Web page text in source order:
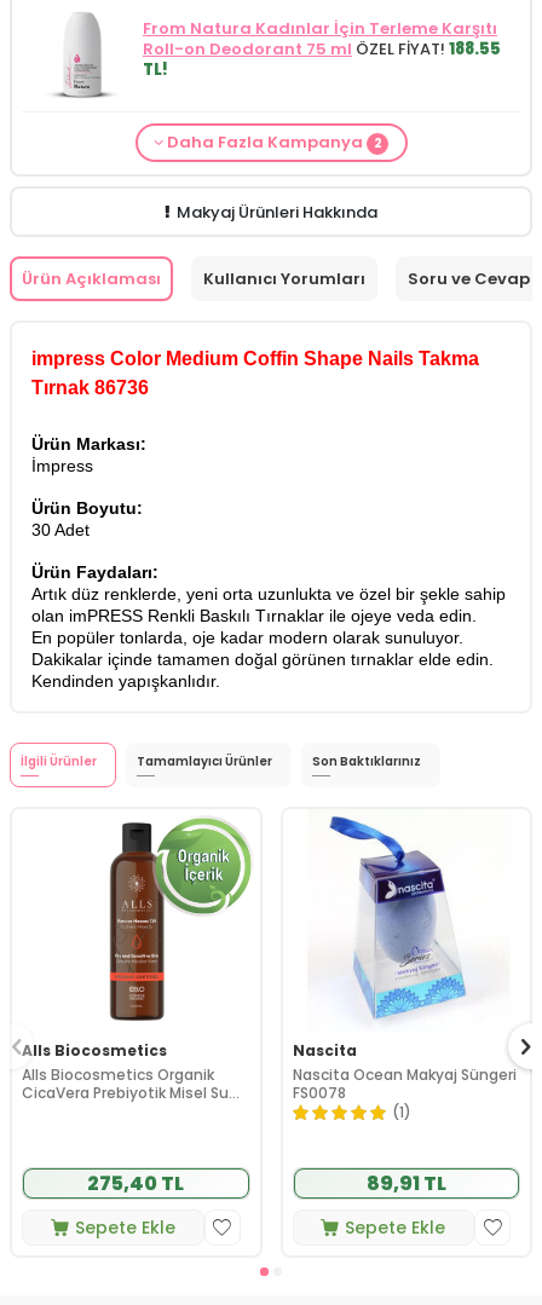
From Natura Kadınlar İçin Terleme Karşıtı
Roll-on Deodorant 75 ml ÖZEL FİYAT! 188.55
TL!
Makyaj Kategorisine Özel Fiyatİdea Derma
Makyaj Ürünü Siparişinizdeİnnova Wash Gel
Daha Fazla Kampanya 2
Makyaj Ürünleri Hakkında
Ürün Açıklaması Kullanıcı Yorumları Soru ve Cevap
impress Color Medium Coffin Shape Nails Takma
Tırnak 86736
Ürün Markası:
İmpress
Ürün Boyutu:
30 Adet
Ürün Faydaları:
Artık düz renklerde, yeni orta uzunlukta ve özel bir şekle sahip
olan imPRESS Renkli Baskılı Tırnaklar ile ojeye veda edin.
En popüler tonlarda, oje kadar modern olarak sunuluyor.
Dakikalar içinde tamamen doğal görünen tırnaklar elde edin.
Kendinden yapışkanlıdır.
İlgili Ürünler Tamamlayıcı Ürünler Son Baktıklarınız
Alls Biocosmetics
Alls Biocosmetics Organik
CicaVera Prebiyotik Misel Su
275,40 TL
Sepete Ekle
Nascita
Nascita Ocean Makyaj Süngeri
FS0078
(1)
89,91 TL
Sepete Ekle